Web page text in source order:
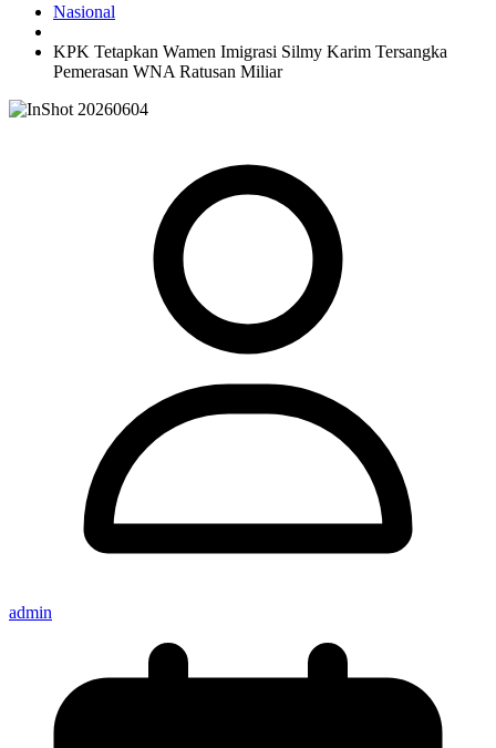
Nasional
KPK Tetapkan Wamen Imigrasi Silmy Karim Tersangka
Pemerasan WNA Ratusan Miliar
admin